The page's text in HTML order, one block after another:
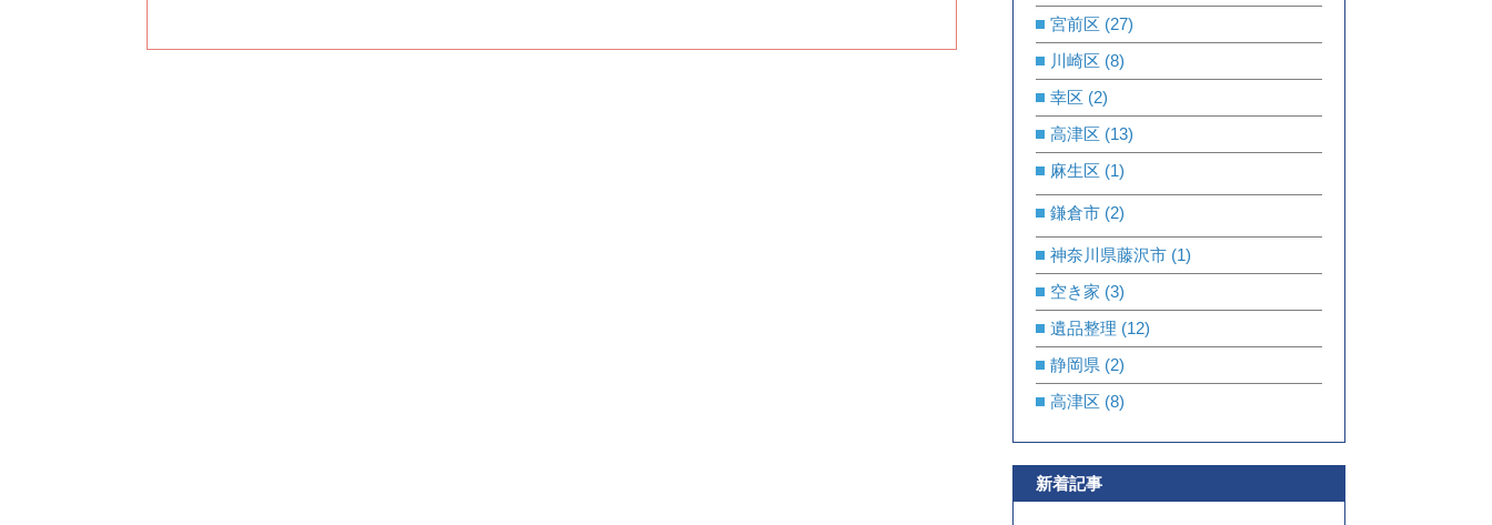
宮前区 (27)
川崎区 (8)
幸区 (2)
高津区 (13)
麻生区 (1)
鎌倉市 (2)
神奈川県藤沢市 (1)
空き家 (3)
遺品整理 (12)
静岡県 (2)
高津区 (8)
新着記事